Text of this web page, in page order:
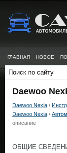
ГЛАВНАЯ НОВОЕ
Daewoo
Daewoo Nexia /
Daewoo Nexia /
описание
ОБЩИЕ